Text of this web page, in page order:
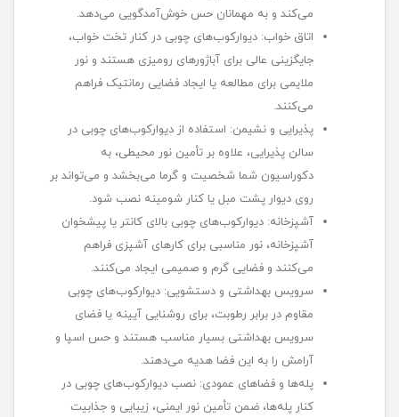
می‌کند و به مهمانان حس خوش‌آمدگویی می‌دهد.
اتاق خواب: دیوارکوب‌های چوبی در کنار تخت خواب،
جایگزینی عالی برای آباژورهای رومیزی هستند و نور
ملایمی برای مطالعه یا ایجاد فضایی رمانتیک فراهم
می‌کنند.
پذیرایی و نشیمن: استفاده از دیوارکوب‌های چوبی در
سالن پذیرایی، علاوه بر تأمین نور محیطی، به
دکوراسیون شما شخصیت و گرما می‌بخشد و می‌تواند بر
روی دیوار پشت مبل یا کنار شومینه نصب شود.
آشپزخانه: دیوارکوب‌های چوبی بالای کانتر یا پیشخوان
آشپزخانه، نور مناسبی برای کارهای آشپزی فراهم
می‌کنند و فضایی گرم و صمیمی ایجاد می‌کنند.
سرویس بهداشتی و دستشویی: دیوارکوب‌های چوبی
مقاوم در برابر رطوبت، برای روشنایی آیینه یا فضای
سرویس بهداشتی بسیار مناسب هستند و حس اسپا و
آرامش را به این فضا هدیه می‌دهند.
پله‌ها و فضاهای عمودی: نصب دیوارکوب‌های چوبی در
کنار پله‌ها، ضمن تأمین نور ایمنی، زیبایی و جذابیت